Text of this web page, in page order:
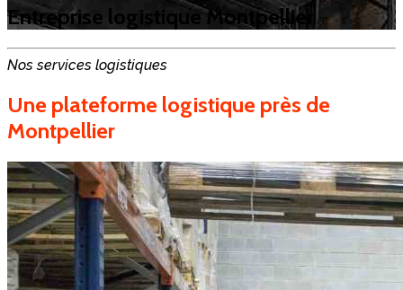
Entreprise logistique Montpellier
Nos services logistiques
Une plateforme logistique près de
Montpellier